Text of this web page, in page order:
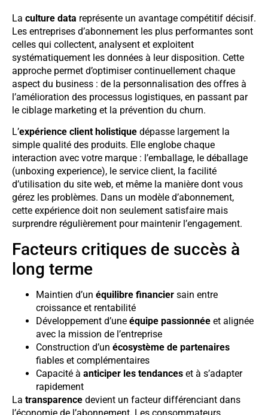
La culture data représente un avantage compétitif décisif.
Les entreprises d’abonnement les plus performantes sont
celles qui collectent, analysent et exploitent
systématiquement les données à leur disposition. Cette
approche permet d’optimiser continuellement chaque
aspect du business : de la personnalisation des offres à
l’amélioration des processus logistiques, en passant par
le ciblage marketing et la prévention du churn.
L’expérience client holistique dépasse largement la
simple qualité des produits. Elle englobe chaque
interaction avec votre marque : l’emballage, le déballage
(unboxing experience), le service client, la facilité
d’utilisation du site web, et même la manière dont vous
gérez les problèmes. Dans un modèle d’abonnement,
cette expérience doit non seulement satisfaire mais
surprendre régulièrement pour maintenir l’engagement.
Facteurs critiques de succès à
long terme
Maintien d’un équilibre financier sain entre
croissance et rentabilité
Développement d’une équipe passionnée et alignée
avec la mission de l’entreprise
Construction d’un écosystème de partenaires
fiables et complémentaires
Capacité à anticiper les tendances et à s’adapter
rapidement
La transparence devient un facteur différenciant dans
l’économie de l’abonnement. Les consommateurs